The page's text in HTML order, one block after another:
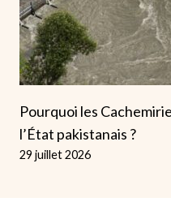
Pourquoi les
l’État pakistanais ?
29 juillet 2026